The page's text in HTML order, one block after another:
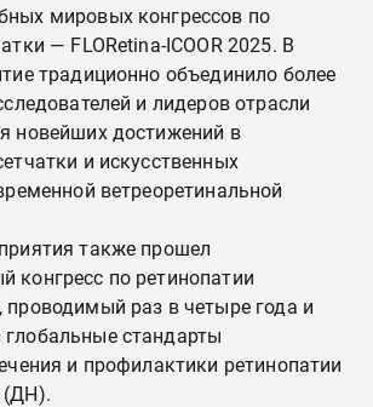
мировых конгрессов по
— FLORetina-ICOOR 2025. В
традиционно объединило более
и лидеров отрасли
новейших достижений в
и искусственных
ветреоретинальной
также прошел
конгресс по ретинопатии
раз в четыре года и
стандарты
и профилактики ретинопатии
(ДН).